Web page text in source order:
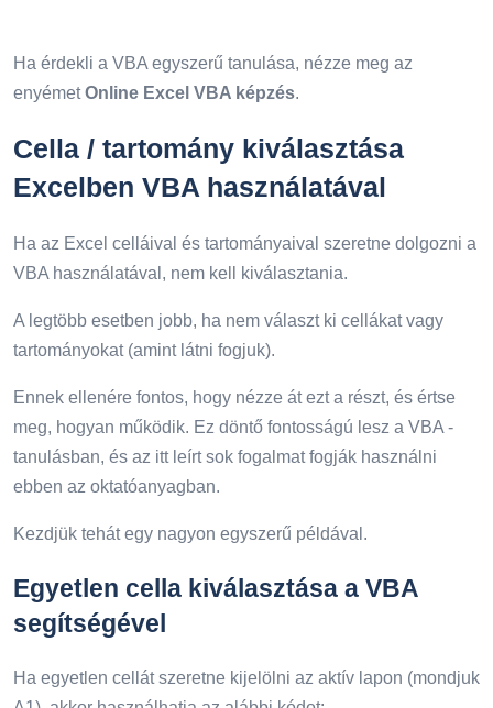
Ha érdekli a VBA egyszerű tanulása, nézze meg az
enyémetOnline Excel VBA képzés.
Cella / tartomány kiválasztása
Excelben VBA használatával
Ha az Excel celláival és tartományaival szeretne dolgozni a
VBA használatával, nem kell kiválasztania.
A legtöbb esetben jobb, ha nem választ ki cellákat vagy
tartományokat (amint látni fogjuk).
Ennek ellenére fontos, hogy nézze át ezt a részt, és értse
meg, hogyan működik. Ez döntő fontosságú lesz a VBA -
tanulásban, és az itt leírt sok fogalmat fogják használni
ebben az oktatóanyagban.
Kezdjük tehát egy nagyon egyszerű példával.
Egyetlen cella kiválasztása a VBA
segítségével
Ha egyetlen cellát szeretne kijelölni az aktív lapon (mondjuk